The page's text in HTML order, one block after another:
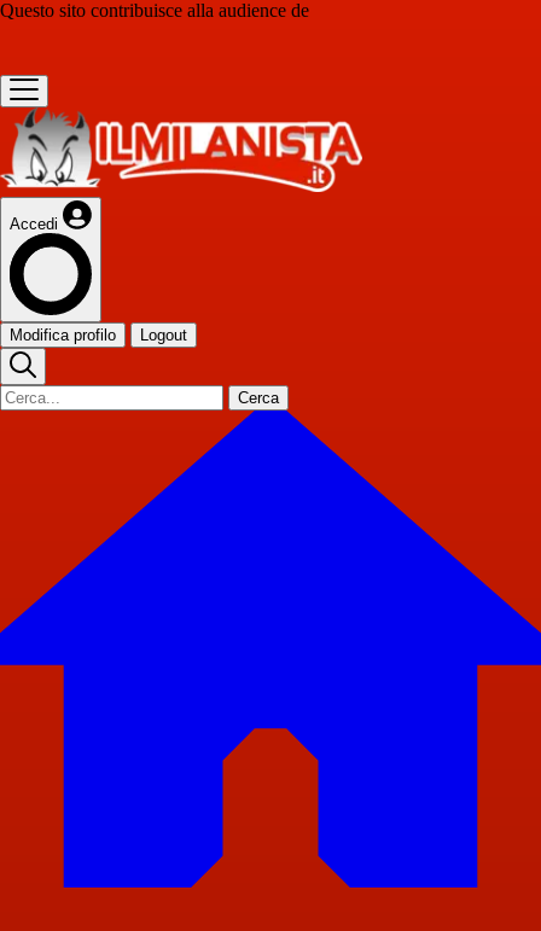
Questo sito contribuisce alla audience de
Accedi
Modifica profilo Logout
Cerca